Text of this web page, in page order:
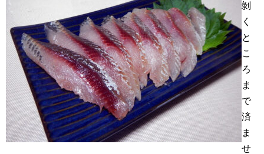
剝
く
と
こ
ろ
ま
で
済
ま
せ